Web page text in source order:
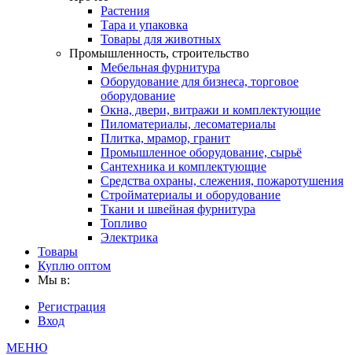
Растения
Тара и упаковка
Товары для животных
Промышленность, строительство
Мебельная фурнитура
Оборудование для бизнеса, торговое
оборудование
Окна, двери, витражи и комплектующие
Пиломатериалы, лесоматериалы
Плитка, мрамор, гранит
Промышленное оборудование, сырьё
Сантехника и комплектующие
Средства охраны, слежения, пожаротушения
Стройматериалы и оборудование
Ткани и швейная фурнитура
Топливо
Электрика
Товары
Куплю оптом
Мы в:
Регистрация
Вход
МЕНЮ